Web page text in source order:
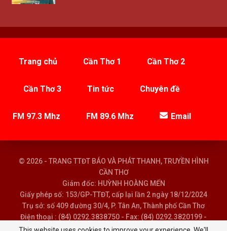
Trang chủ Cần Thơ 1 Cần Thơ 2
Cần Thơ 3 Tin tức Chuyên đề
FM 97.3 Mhz FM 89.6 Mhz Email
© 2026 - TRANG TTĐT BÁO VÀ PHÁT THANH, TRUYỀN HÌNH
CẦN THƠ
Giám đốc: HUỲNH HOÀNG MẾN
Giấy phép số: 153/GP-TTĐT, cấp lại lần 2 ngày 18/12/2024
Trụ sở: số 409 đường 30/4, P. Tân An, Thành phố Cần Thơ
Điện thoại : (84) 0292.3838750 - Fax: (84) 0292.3820199 -
Email : baoptth@cantho.gov.vn